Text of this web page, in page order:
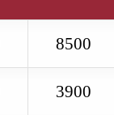
8500
3900